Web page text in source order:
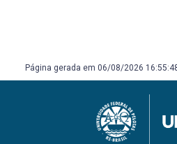
Página gerada em 06/08/2026